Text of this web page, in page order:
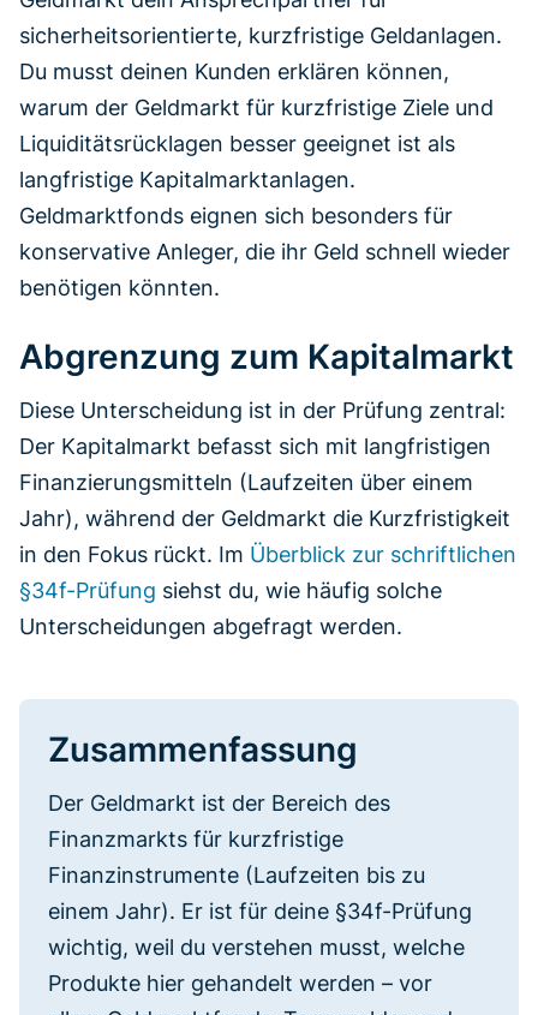
sicherheitsorientierte, kurzfristige Geldanlagen.
Du musst deinen Kunden erklären können,
warum der Geldmarkt für kurzfristige Ziele und
Liquiditätsrücklagen besser geeignet ist als
langfristige Kapitalmarktanlagen.
Geldmarktfonds eignen sich besonders für
konservative Anleger, die ihr Geld schnell wieder
benötigen könnten.
Abgrenzung zum Kapitalmarkt
Diese Unterscheidung ist in der Prüfung zentral:
Der Kapitalmarkt befasst sich mit langfristigen
Finanzierungsmitteln (Laufzeiten über einem
Jahr), während der Geldmarkt die Kurzfristigkeit
in den Fokus rückt. Im Überblick zur schriftlichen
§34f-Prüfung siehst du, wie häufig solche
Unterscheidungen abgefragt werden.
Zusammenfassung
Der Geldmarkt ist der Bereich des
Finanzmarkts für kurzfristige
Finanzinstrumente (Laufzeiten bis zu
einem Jahr). Er ist für deine §34f-Prüfung
wichtig, weil du verstehen musst, welche
Produkte hier gehandelt werden – vor